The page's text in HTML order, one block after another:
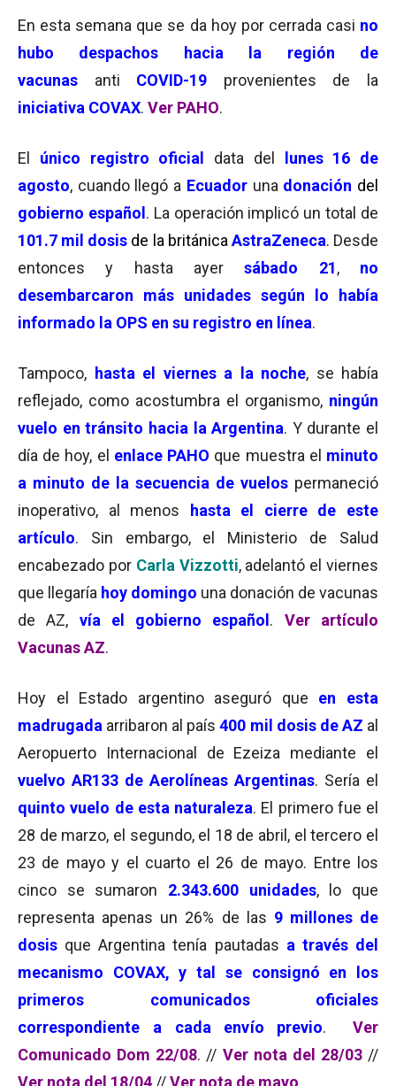
En esta semana que se da hoy por cerrada casi no
hubo despachos
hacia la región de
vacunas anti COVID-19
provenientes de la
iniciativa COVAX. Ver PAHO.
El único registro oficial data del
lunes 16 de
agosto, cuando llegó a Ecuador una donación del
gobierno español . La operación implicó un total de
101.7 mil dosis de la británica AstraZeneca. Desde
entonces y hasta ayersábado 21, no
desembarcaron más unidades según lo había
informado la OPS en su registro en línea.
Tampoco, hasta el viernes a la noche, se había
reflejado, como acostumbra el organismo, ningún
vuelo en tránsito hacia la Argentina. Y durante el
día de hoy, el enlace PAHO que muestra el minuto
a minuto de la secuencia de vuelos permaneció
inoperativo, al menos
hasta el cierre de este
artículo. Sin embargo, el Ministerio de Salud
encabezado por Carla Vizzotti, adelantó el viernes
que llegaría hoy domingo una donación de vacunas
de AZ, vía el gobierno español . Ver artículo
Vacunas AZ.
Hoy el Estado argentino aseguró que en esta
madrugada arribaron al país400 mil dosis de AZ al
Aeropuerto Internacional de Ezeiza mediante el
vuelvo AR133 de Aerolíneas Argentinas. Sería el
quinto vuelo de esta naturaleza. El primero fue el
28 de marzo, el segundo, el 18 de abril, el tercero el
23 de mayo y el cuarto el 26 de mayo. Entre los
cinco se sumaron 2.343.600 unidades, lo que
representa apenas un 26% de las 9 millones de
dosis que Argentina tenía pautadas a través del
mecanismo COVAX, y tal se consignó en los
primeros comunicados oficiales
correspondiente a cada envío previo.Ver
Comunicado Dom 22/08. // Ver nota del 28/03//
Ver nota del 18/04 //Ver nota de mayo